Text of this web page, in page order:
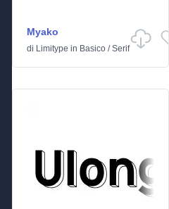
Myako
di Limitype in Basico /Serif